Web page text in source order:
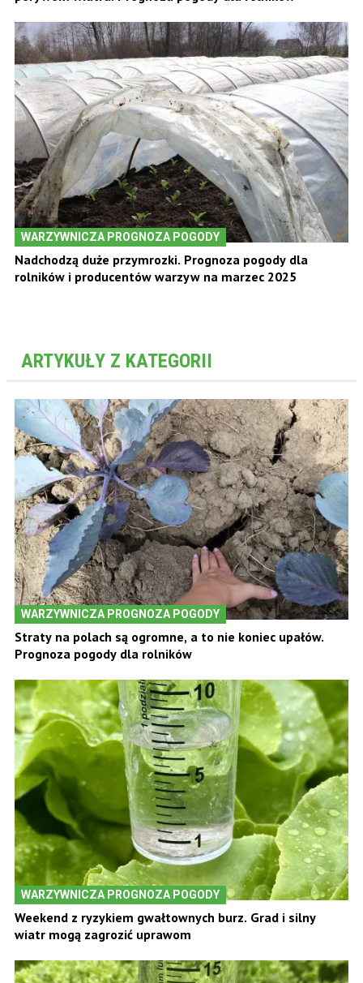
WARZYWNICZA PROGNOZA POGODY
Nadchodzą duże przymrozki. Prognoza pogody dla
rolników i producentów warzyw na marzec 2025
ARTYKUŁY Z KATEGORII
WARZYWNICZA PROGNOZA POGODY
Straty na polach są ogromne, a to nie koniec upałów.
Prognoza pogody dla rolników
WARZYWNICZA PROGNOZA POGODY
Weekend z ryzykiem gwałtownych burz. Grad i silny
wiatr mogą zagrozić uprawom